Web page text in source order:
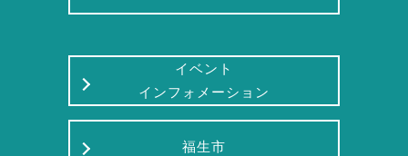
イベント
インフォメーション
福生市